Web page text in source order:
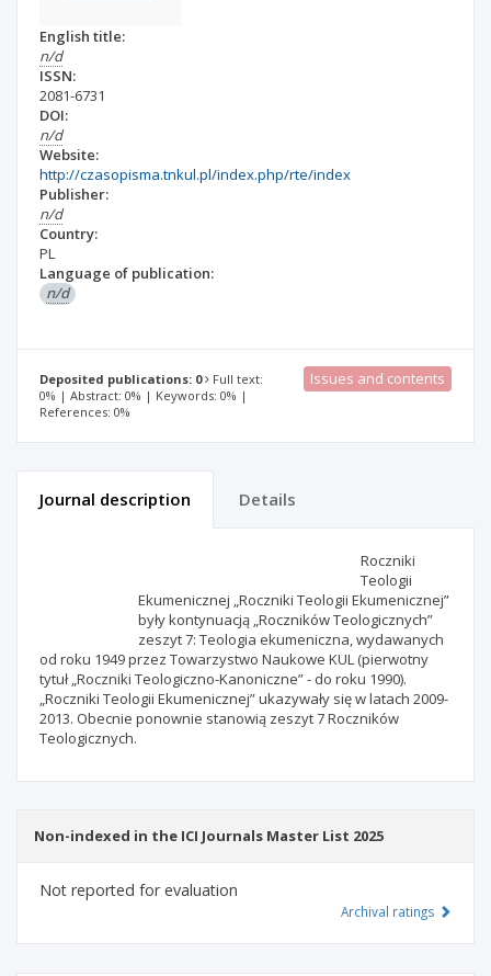
English title:
n/d
ISSN:
2081-6731
DOI:
n/d
Website:
http://czasopisma.tnkul.pl/index.php/rte/index
Publisher:
n/d
Country:
PL
Language of publication:
n/d
Deposited publications: 0
Full text:
0% | Abstract: 0% | Keywords: 0% |
References: 0%
Issues and contents
Journal description Details
Roczniki
Teologii
Ekumenicznej „Roczniki Teologii Ekumenicznej”
były kontynuacją „Roczników Teologicznych”
zeszyt 7: Teologia ekumeniczna, wydawanych
od roku 1949 przez Towarzystwo Naukowe KUL (pierwotny
tytuł „Roczniki Teologiczno-Kanoniczne” - do roku 1990).
„Roczniki Teologii Ekumenicznej” ukazywały się w latach 2009-
2013. Obecnie ponownie stanowią zeszyt 7 Roczników
Teologicznych.
Non-indexed in the ICI Journals Master List 2025
Not reported for evaluation
Archival ratings